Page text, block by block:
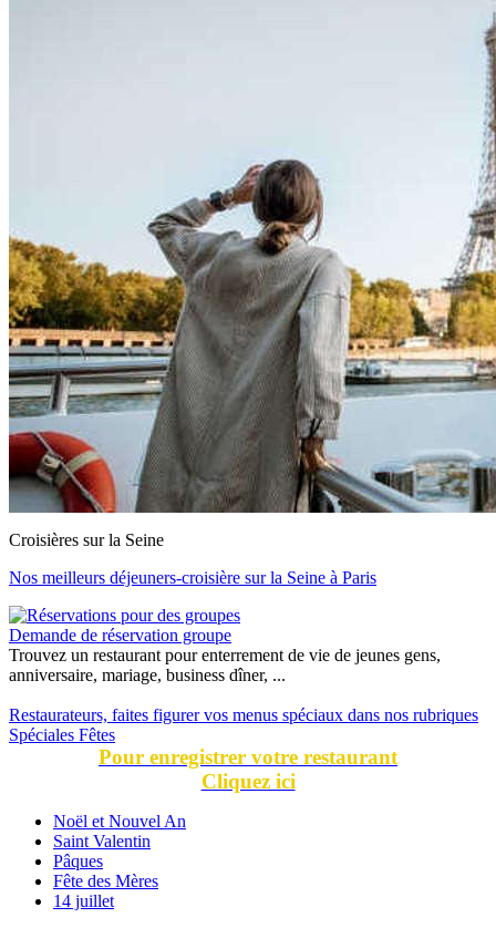
Croisières sur la Seine
Nos meilleurs déjeuners-croisière sur la Seine à Paris
Demande de réservation groupe
Trouvez un restaurant pour enterrement de vie de jeunes gens,
anniversaire, mariage, business dîner, ...
Restaurateurs, faites figurer vos menus spéciaux dans nos rubriques
Spéciales Fêtes
Pour enregistrer votre restaurant
Cliquez ici
Noël et Nouvel An
Saint Valentin
Pâques
Fête des Mères
14 juillet